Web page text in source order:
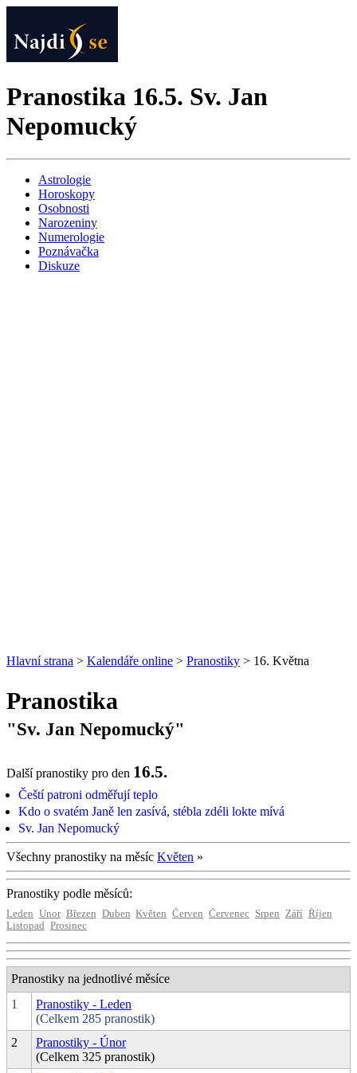
Pranostika 16.5. Sv. Jan
Nepomucký
Astrologie
Horoskopy
Osobnosti
Narozeniny
Numerologie
Poznávačka
Diskuze
Hlavní strana > Kalendáře online > Pranostiky > 16. Května
Pranostika
"Sv. Jan Nepomucký"
Další pranostiky pro den 16.5.
Čeští patroni odměřují teplo
Kdo o svatém Janě len zasívá, stébla zdéli lokte mívá
Sv. Jan Nepomucký
Všechny pranostiky na měsíc Květen »
Pranostiky podle měsíců:
Leden Únor Březen Duben Květen Červen Červenec Srpen Září Říjen
Listopad Prosinec
Pranostiky na jednotlivé měsíce
1
Pranostiky - Leden
(Celkem 285 pranostik)
2
Pranostiky - Únor
(Celkem 325 pranostik)